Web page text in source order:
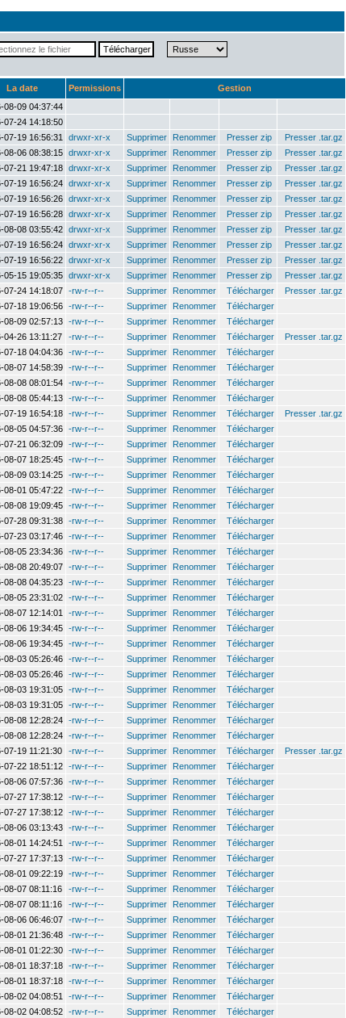
La date Permissions
Gestion
08-09 04:37:44
07-24 14:18:50
07-19 16:56:31 drwxr-xr-x Supprimer Renommer Presser zip
Presser .tar.gz
08-06 08:38:15 drwxr-xr-x Supprimer Renommer Presser zip
Presser .tar.gz
07-21 19:47:18 drwxr-xr-x Supprimer Renommer Presser zip
Presser .tar.gz
07-19 16:56:24 drwxr-xr-x Supprimer Renommer Presser zip
Presser .tar.gz
07-19 16:56:26 drwxr-xr-x Supprimer Renommer Presser zip
Presser .tar.gz
07-19 16:56:28 drwxr-xr-x Supprimer Renommer Presser zip
Presser .tar.gz
08-08 03:55:42 drwxr-xr-x Supprimer Renommer Presser zip
Presser .tar.gz
07-19 16:56:24 drwxr-xr-x Supprimer Renommer Presser zip
Presser .tar.gz
07-19 16:56:22 drwxr-xr-x Supprimer Renommer Presser zip
Presser .tar.gz
05-15 19:05:35 drwxr-xr-x Supprimer Renommer Presser zip
Presser .tar.gz
07-24 14:18:07 -rw-r--r-- Supprimer Renommer Télécharger
Presser .tar.gz
07-18 19:06:56 -rw-r--r-- Supprimer Renommer
Télécharger
08-09 02:57:13 -rw-r--r-- Supprimer Renommer
Télécharger
04-26 13:11:27 -rw-r--r-- Supprimer Renommer Télécharger
Presser .tar.gz
07-18 04:04:36 -rw-r--r-- Supprimer Renommer
Télécharger
08-07 14:58:39 -rw-r--r-- Supprimer Renommer
Télécharger
08-08 08:01:54 -rw-r--r-- Supprimer Renommer
Télécharger
08-08 05:44:13 -rw-r--r-- Supprimer Renommer
Télécharger
07-19 16:54:18 -rw-r--r-- Supprimer Renommer Télécharger
Presser .tar.gz
08-05 04:57:36 -rw-r--r-- Supprimer Renommer
Télécharger
07-21 06:32:09 -rw-r--r-- Supprimer Renommer
Télécharger
08-07 18:25:45 -rw-r--r-- Supprimer Renommer
Télécharger
08-09 03:14:25 -rw-r--r-- Supprimer Renommer
Télécharger
08-01 05:47:22 -rw-r--r-- Supprimer Renommer
Télécharger
08-08 19:09:45 -rw-r--r-- Supprimer Renommer
Télécharger
07-28 09:31:38 -rw-r--r-- Supprimer Renommer
Télécharger
07-23 03:17:46 -rw-r--r-- Supprimer Renommer
Télécharger
08-05 23:34:36 -rw-r--r-- Supprimer Renommer
Télécharger
08-08 20:49:07 -rw-r--r-- Supprimer Renommer
Télécharger
08-08 04:35:23 -rw-r--r-- Supprimer Renommer
Télécharger
08-05 23:31:02 -rw-r--r-- Supprimer Renommer
Télécharger
08-07 12:14:01 -rw-r--r-- Supprimer Renommer
Télécharger
08-06 19:34:45 -rw-r--r-- Supprimer Renommer
Télécharger
08-06 19:34:45 -rw-r--r-- Supprimer Renommer
Télécharger
08-03 05:26:46 -rw-r--r-- Supprimer Renommer
Télécharger
08-03 05:26:46 -rw-r--r-- Supprimer Renommer
Télécharger
08-03 19:31:05 -rw-r--r-- Supprimer Renommer
Télécharger
08-03 19:31:05 -rw-r--r-- Supprimer Renommer
Télécharger
08-08 12:28:24 -rw-r--r-- Supprimer Renommer
Télécharger
08-08 12:28:24 -rw-r--r-- Supprimer Renommer
Télécharger
07-19 11:21:30 -rw-r--r-- Supprimer Renommer Télécharger
Presser .tar.gz
07-22 18:51:12 -rw-r--r-- Supprimer Renommer
Télécharger
08-06 07:57:36 -rw-r--r-- Supprimer Renommer
Télécharger
07-27 17:38:12 -rw-r--r-- Supprimer Renommer
Télécharger
07-27 17:38:12 -rw-r--r-- Supprimer Renommer
Télécharger
08-06 03:13:43 -rw-r--r-- Supprimer Renommer
Télécharger
08-01 14:24:51 -rw-r--r-- Supprimer Renommer
Télécharger
07-27 17:37:13 -rw-r--r-- Supprimer Renommer
Télécharger
08-01 09:22:19 -rw-r--r-- Supprimer Renommer
Télécharger
08-07 08:11:16 -rw-r--r-- Supprimer Renommer
Télécharger
08-07 08:11:16 -rw-r--r-- Supprimer Renommer
Télécharger
08-06 06:46:07 -rw-r--r-- Supprimer Renommer
Télécharger
08-01 21:36:48 -rw-r--r-- Supprimer Renommer
Télécharger
08-01 01:22:30 -rw-r--r-- Supprimer Renommer
Télécharger
08-01 18:37:18 -rw-r--r-- Supprimer Renommer
Télécharger
08-01 18:37:18 -rw-r--r-- Supprimer Renommer
Télécharger
08-02 04:08:51 -rw-r--r-- Supprimer Renommer
Télécharger
08-02 04:08:52 -rw-r--r-- Supprimer Renommer
Télécharger